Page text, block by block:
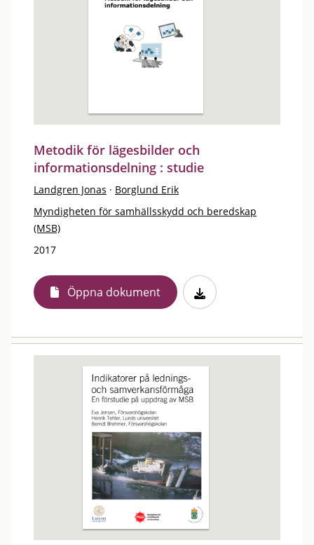
Metodik för lägesbilder och
informationsdelning : studie
Landgren Jonas · Borglund Erik
Myndigheten för samhällsskydd och beredskap
(MSB)
2017
Öppna dokument